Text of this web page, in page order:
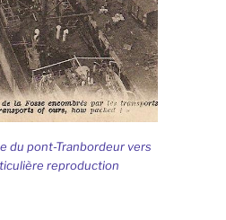
du pont-Tranbordeur vers
reproduction